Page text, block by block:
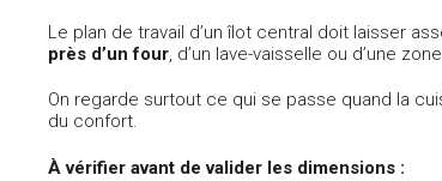
Le plan de travail d’un îlot central doit laisser
près d’un four , d’un lave-vaisselle ou d’une
On regarde surtout ce qui se passe quand la
du confort.
À vérifier avant de valider les dimensions :